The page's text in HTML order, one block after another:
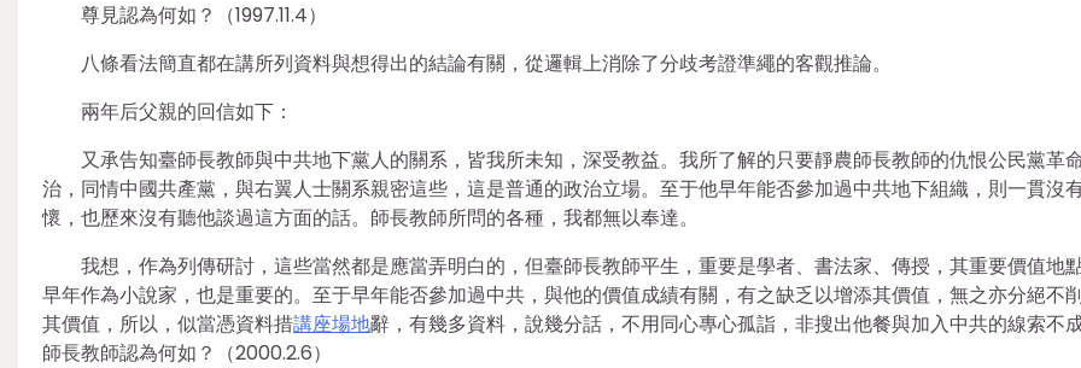
尊見認為何如？（1997.11.4）
八條看法簡直都在講所列資料與想得出的結論有關，從邏輯上消除了分歧考證準繩的客觀推論。
兩年后父親的回信如下：
又承告知臺師長教師與中共地下黨人的關系，皆我所未知，深受教益。我所了解的只要靜農師長教師的仇恨公民黨革
治，同情中國共產黨，與右翼人士關系親密這些，這是普通的政治立場。至于他早年能否參加過中共地下組織，則一貫沒
懷，也歷來沒有聽他談過這方面的話。師長教師所問的各種，我都無以奉達。
我想，作為列傳研討，這些當然都是應當弄明白的，但臺師長教師平生，重要是學者、書法家、傳授，其重要價值地
早年作為小說家，也是重要的。至于早年能否參加過中共，與他的價值成績有關，有之缺乏以增添其價值，無之亦分絕不
其價值，所以，似當憑資料措講座場地辭，有幾多資料，說幾分話，不用同心專心孤詣，非搜出他餐與加入中共的線索不
師長教師認為何如？（2000.2.6）